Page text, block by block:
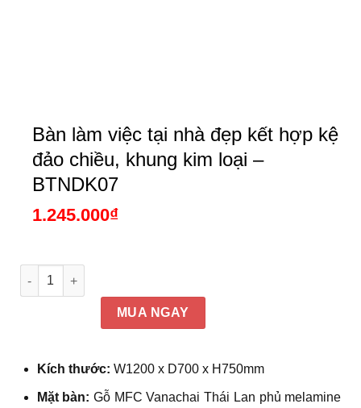
Bàn làm việc tại nhà đẹp kết hợp kệ
đảo chiều, khung kim loại –
BTNDK07
1.245.000₫
Bàn làm việc tại nhà đẹp kết hợp kệ đảo chiều, khung kim
MUA NGAY
Kích thước: W1200 x D700 x H750mm
Mặt bàn: Gỗ MFC Vanachai Thái Lan phủ melamine